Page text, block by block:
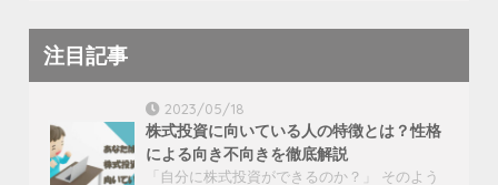
注目記事
2023/05/18
株式投資に向いている人の特徴とは？性格
による向き不向きを徹底解説
「自分に株式投資ができるのか？」 そのよう